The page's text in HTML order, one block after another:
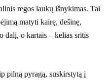
regos laukų išnykimas. Tai
matyti kairę, dešinę,
dalį, o kartais – kelias sritis
pilną pyragą, suskirstytą į